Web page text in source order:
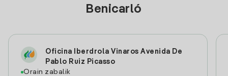
Benicarló
Oficina Iberdrola Vinaros Avenida De
Pablo Ruiz Picasso
Orain zabalik